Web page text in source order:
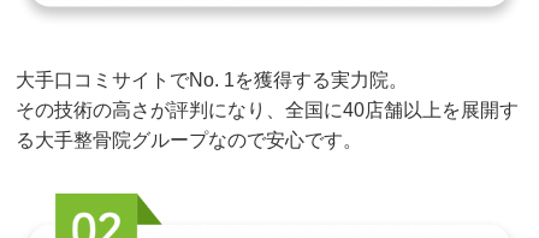
大手口コミサイトでNo. 1を獲得する実力院。
その技術の高さが評判になり、全国に40店舗以上を展開す
る大手整骨院グループなので安心です。